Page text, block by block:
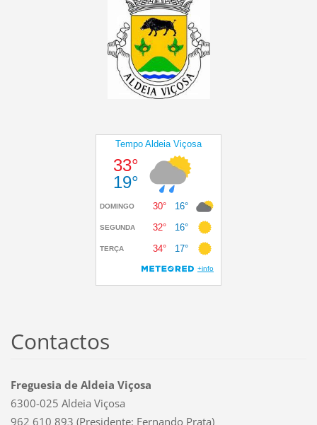
Contactos
Freguesia de Aldeia Viçosa
6300-025 Aldeia Viçosa
962 610 893 (Presidente: Fernando Prata)